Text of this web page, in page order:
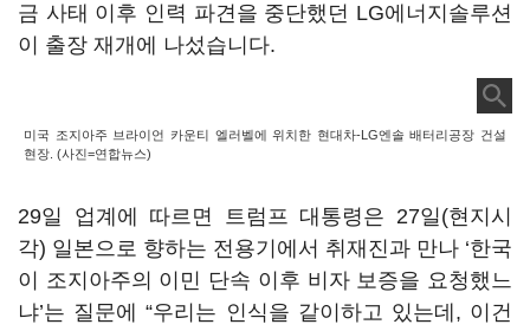
금 사태 이후 인력 파견을 중단했던 LG에너지솔루션
이 출장 재개에 나섰습니다.
미국 조지아주 브라이언 카운티 엘러벨에 위치한 현대차-LG엔솔 배터리공장 건설
현장. (사진=연합뉴스)
29일 업계에 따르면 트럼프 대통령은 27일(현지시
각) 일본으로 향하는 전용기에서 취재진과 만나 ‘한국
이 조지아주의 이민 단속 이후 비자 보증을 요청했느
냐’는 질문에 “우리는 인식을 같이하고 있는데, 이건